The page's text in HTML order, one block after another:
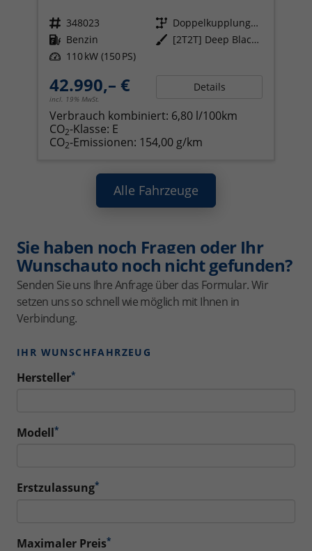
Fahrzeugnr. 348023 Getriebe
Doppelkupplungsgetriebe (DSG)
Kraftstoff Benzin Außenfarbe
[2T2T] Deep Black Perleffekt
Leistung 110 kW (150 PS)
42.990,– €
incl. 19% MwSt.
Details
Verbrauch kombiniert: 6,80 l/100km
CO2-Klasse: E
CO2-Emissionen: 154,00 g/km
Alle Fahrzeuge
Sie haben noch Fragen oder Ihr
Wunschauto noch nicht gefunden?
Senden Sie uns Ihre Anfrage über das Formular. Wir
setzen uns so schnell wie möglich mit Ihnen in
Verbindung.
IHR WUNSCHFAHRZEUG
Hersteller*
Modell*
Erstzulassung*
Maximaler Preis*